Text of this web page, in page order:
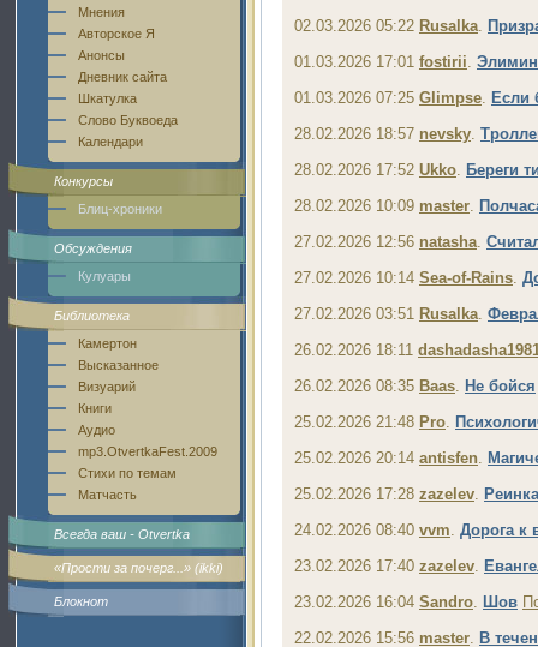
Мнения
Авторское Я
Анонсы
Дневник сайта
Шкатулка
Слово Буквоеда
Календари
Конкурсы
Блиц-хроники
Обсуждения
Кулуары
Библиотека
Камертон
Высказанное
Визуарий
Книги
Аудио
mp3.OtvertkaFest.2009
Стихи по темам
Матчасть
Всегда ваш - Otvertka
«Прости за почерг...» (ikki)
Блокнот
02.03.2026 05:22 Rusalka.
01.03.2026 17:01 fostirii.
01.03.2026 07:25 Glimpse. Если
28.02.2026 18:57 nevsky.
28.02.2026 17:52 Ukko. Береги
28.02.2026 10:09 master.
27.02.2026 12:56 natasha.
27.02.2026 10:14 Sea-of-Rains.
27.02.2026 03:51 Rusalka.
26.02.2026 18:11
26.02.2026 08:35 Baas. Не бойся
25.02.2026 21:48 Pro.
25.02.2026 20:14 antisfen.
25.02.2026 17:28 zazelev.
24.02.2026 08:40 vvm. Дорога к
23.02.2026 17:40 zazelev.
23.02.2026 16:04 Sandro. Шов
22.02.2026 15:56 master. В